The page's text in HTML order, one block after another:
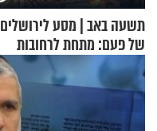
תשעה באב | מסע לירושלים
של פעם: מתחת לרחובות
ירושלים